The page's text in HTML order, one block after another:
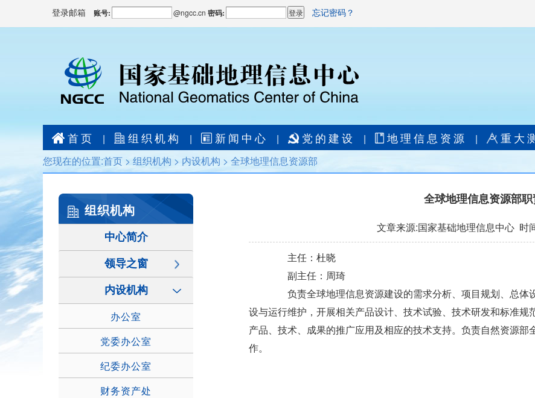
登录邮箱 账号: @ngcc.cn 密码: 忘记密码？
首页 | 组织机构 | 新闻中心 | 党的建设 | 地理信息资源 | 重大
您现在的位置:首页 > 组织机构 > 内设机构 > 全球地理信息资源部
组织机构
中心简介
领导之窗
内设机构
办公室
党委办公室
纪委办公室
财务资产处
全球地理信息资源部
文章来源:国家基础地理信息中心 时
主任：杜晓
副主任：周琦
负责全球地理信息资源建设的需求分析、项目规划、总体
设与运行维护，开展相关产品设计、技术试验、技术研发和标准
产品、技术、成果的推广应用及相应的技术支持。负责自然资源
作。